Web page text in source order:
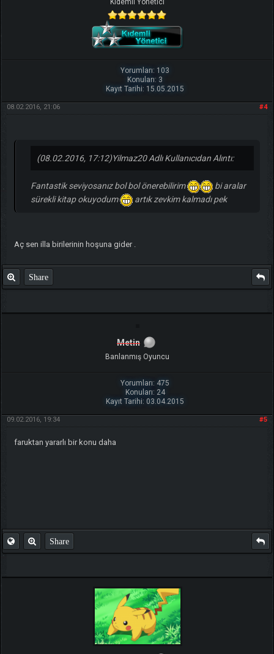
Kıdemli Yönetici
Yorumları: 103
Konuları: 3
Kayıt Tarihi: 15.05.2015
#4
08.02.2016, 21:06
(08.02.2016, 17:12)Yilmaz20 Adlı Kullanıcıdan Alıntı:
Fantastik seviyosanız bol bol önerebilirim
bi aralar
sürekli kitap okuyodum
artık zevkim kalmadı pek
Aç sen illa birilerinin hoşuna gider .
Share
Metin
Banlanmış Oyuncu
Yorumları: 475
Konuları: 24
Kayıt Tarihi: 03.04.2015
#5
09.02.2016, 19:34
faruktan yararlı bir konu daha
Share